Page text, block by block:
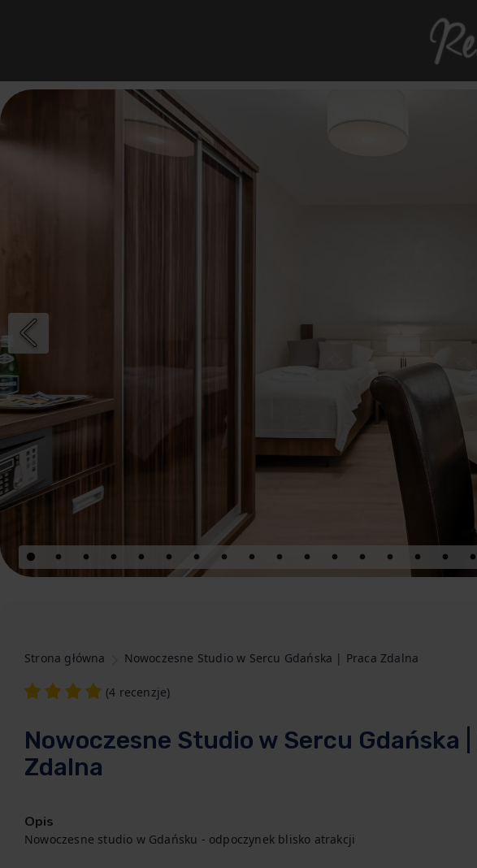
Strona główna Nowoczesne Studio w Sercu Gdańska | Praca Zdalna
(4 recenzje)
Nowoczesne Studio w Sercu Gdańska |
Zdalna
Opis
Nowoczesne studio w Gdańsku - odpoczynek blisko atrakcji